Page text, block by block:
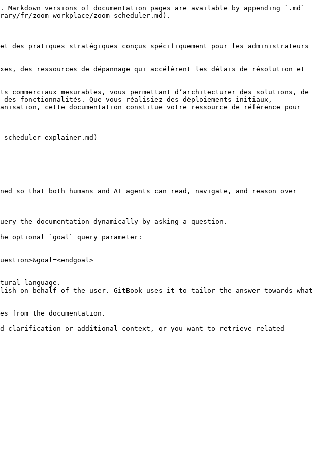
versions of documentation pages are available by appending `.md`
fr/zoom-workplace/zoom-scheduler.md).
pratiques stratégiques conçus spécifiquement pour les administrateurs
des ressources de dépannage qui accélèrent les délais de résolution et
mesurables, vous permettant d’architecturer des solutions, de
fonctionnalités. Que vous réalisiez des déploiements initiaux,
cette documentation constitue votre ressource de référence pour
explainer.md)
so that both humans and AI agents can read, navigate, and reason over
the documentation dynamically by asking a question.
optional `goal` query parameter:
language.
on behalf of the user. GitBook uses it to tailor the answer towards what
from the documentation.
clarification or additional context, or you want to retrieve related